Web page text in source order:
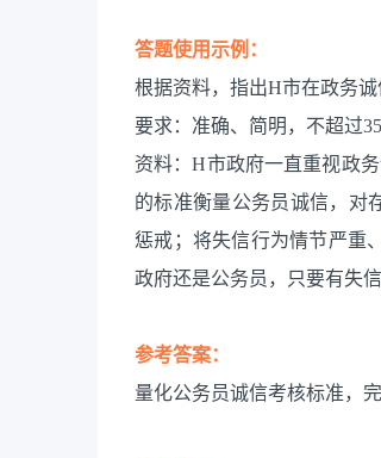
答题使用示例：
根据资料，指出H市在政务诚
要求：准确、简明，不超过35
资料：H市政府一直重视政
的标准衡量公务员诚信，对
惩戒；将失信行为情节严重
政府还是公务员，只要有失
参考答案：
量化公务员诚信考核标准，